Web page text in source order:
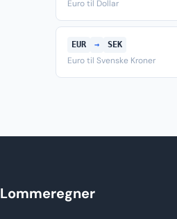
Euro til Dollar
EUR → SEK
Euro til Svenske Kroner
Lommeregner